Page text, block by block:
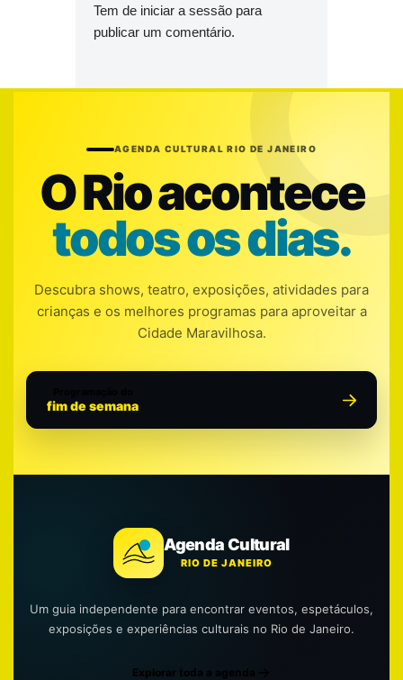
Tem de iniciar a sessão para
publicar um comentário.
AGENDA CULTURAL RIO DE JANEIRO
O Rio acontece
todos os dias.
Descubra shows, teatro, exposições, atividades para
crianças e os melhores programas para aproveitar a
Cidade Maravilhosa.
fim de semana
Agenda Cultural
RIO DE JANEIRO
Um guia independente para encontrar eventos, espetáculos,
exposições e experiências culturais no Rio de Janeiro.
Explorar toda a agenda